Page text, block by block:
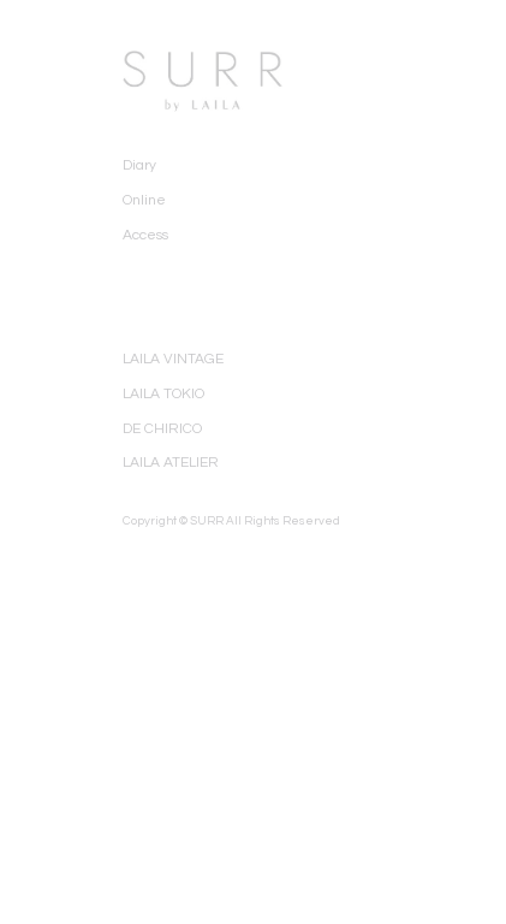
Diary
Online
Access
LAILA VINTAGE
LAILA TOKIO
DE CHIRICO
LAILA ATELIER
Copyright © SURR All Rights Reserved